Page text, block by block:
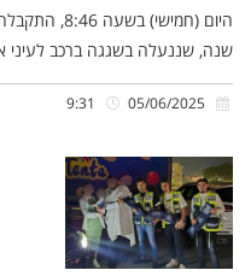
היום (חמישי)
שנה, שננעלה בשגגה ברכב לעיני